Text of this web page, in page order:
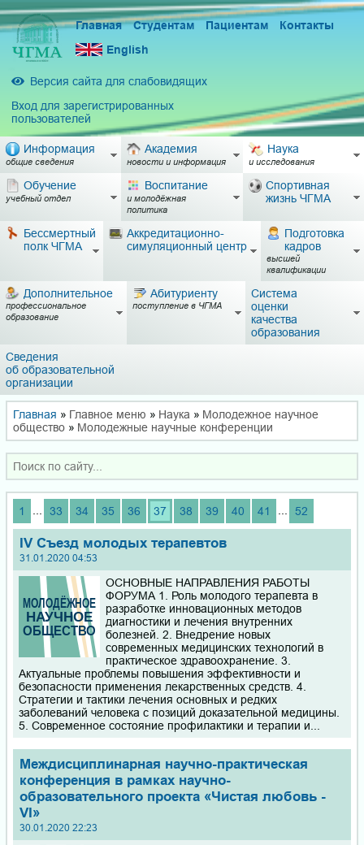
Главная Студентам Пациентам
Контакты
English
Версия сайта для слабовидящих
Вход для зарегистрированных
пользователей
Информация
общие сведения
Академия
новости и информация
Наука
и исследования
Обучение
учебный отдел
Воспитание
и молодёжная
политика
Спортивная
жизнь ЧГМА
Бессмертный
полк ЧГМА
Аккредитационно-
симуляционный центр
Подготовка
кадров
высшей
квалификации
Дополнительное
профессиональное
образование
Абитуриенту
поступление в ЧГМА
Система
оценки
качества
образования
Сведения
об образовательной
организации
Главная » Главное меню » Наука » Молодежное научное
общество » Молодежные научные конференции
1 33 34 35 36 37 38 39 40 41 52
IV Съезд молодых терапевтов
31.01.2020 04:53
ОСНОВНЫЕ НАПРАВЛЕНИЯ РАБОТЫ
ФОРУМА 1. Роль молодого терапевта в
разработке инновационных методов
диагностики и лечения внутренних
болезней. 2. Внедрение новых
современных медицинских технологий в
практическое здравоохранение. 3.
Актуальные проблемы повышения эффективности и
безопасности применения лекарственных средств. 4.
Стратегии и тактики лечения основных и редких
заболеваний человека с позиций доказательной медицины.
5. Современное состояние профилактики и терапии и...
Междисциплинарная научно-практическая
конференция в рамках научно-
образовательного проекта «Чистая любовь -
VI»
30.01.2020 22:23